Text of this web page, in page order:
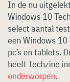
In de nu
Windows 10
select aantal
een Windows
pc’s en tablets.
heeft Techzine
onderworpen.